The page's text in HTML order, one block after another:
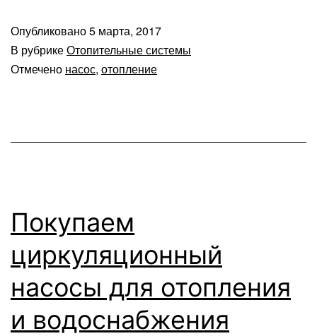
Опубликовано5 марта, 2017
В рубрикеОтопительные системы
Отмечено насос, отопление
Покупаем
циркуляционный
насосы для отопления
и водоснабжения